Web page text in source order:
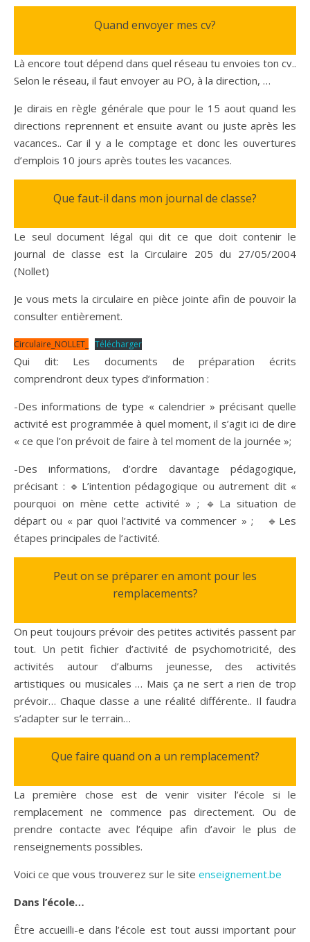
Quand envoyer mes cv?
Là encore tout dépend dans quel réseau tu envoies ton cv..
Selon le réseau, il faut envoyer au PO, à la direction, …
Je dirais en règle générale que pour le 15 aout quand les
directions reprennent et ensuite avant ou juste après les
vacances.. Car il y a le comptage et donc les ouvertures
d’emplois 10 jours après toutes les vacances.
Que faut-il dans mon journal de classe?
Le seul document légal qui dit ce que doit contenir le
journal de classe est la Circulaire 205 du 27/05/2004
(Nollet)
Je vous mets la circulaire en pièce jointe afin de pouvoir la
consulter entièrement.
Circulaire_NOLLET_ Télécharger
Qui dit: Les documents de préparation écrits
comprendront deux types d’information :
-Des informations de type « calendrier » précisant quelle
activité est programmée à quel moment, il s’agit ici de dire
« ce que l’on prévoit de faire à tel moment de la journée »;
-Des informations, d’ordre davantage pédagogique,
précisant : 🔹L’intention pédagogique ou autrement dit «
pourquoi on mène cette activité » ; 🔹La situation de
départ ou « par quoi l’activité va commencer » ; 🔹Les
étapes principales de l’activité.
Peut on se préparer en amont pour les
remplacements?
On peut toujours prévoir des petites activités passent par
tout. Un petit fichier d’activité de psychomotricité, des
activités autour d’albums jeunesse, des activités
artistiques ou musicales … Mais ça ne sert a rien de trop
prévoir… Chaque classe a une réalité différente.. Il faudra
s’adapter sur le terrain…
Que faire quand on a un remplacement?
La première chose est de venir visiter l’école si le
remplacement ne commence pas directement. Ou de
prendre contacte avec l’équipe afin d’avoir le plus de
renseignements possibles.
Voici ce que vous trouverez sur le site enseignement.be
Dans l’école…
Être accueilli-e dans l’école est tout aussi important pour